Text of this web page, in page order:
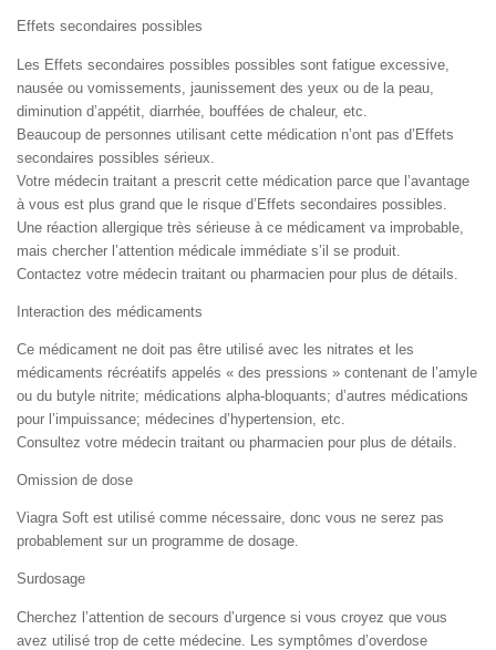
Effets secondaires possibles
Les Effets secondaires possibles possibles sont fatigue excessive,
nausée ou vomissements, jaunissement des yeux ou de la peau,
diminution d’appétit, diarrhée, bouffées de chaleur, etc.
Beaucoup de personnes utilisant cette médication n’ont pas d’Effets
secondaires possibles sérieux.
Votre médecin traitant a prescrit cette médication parce que l’avantage
à vous est plus grand que le risque d’Effets secondaires possibles.
Une réaction allergique très sérieuse à ce médicament va improbable,
mais chercher l’attention médicale immédiate s’il se produit.
Contactez votre médecin traitant ou pharmacien pour plus de détails.
Interaction des médicaments
Ce médicament ne doit pas être utilisé avec les nitrates et les
médicaments récréatifs appelés « des pressions » contenant de l’amyle
ou du butyle nitrite; médications alpha-bloquants; d’autres médications
pour l’impuissance; médecines d’hypertension, etc.
Consultez votre médecin traitant ou pharmacien pour plus de détails.
Omission de dose
Viagra Soft est utilisé comme nécessaire, donc vous ne serez pas
probablement sur un programme de dosage.
Surdosage
Cherchez l’attention de secours d’urgence si vous croyez que vous
avez utilisé trop de cette médecine. Les symptômes d’overdose